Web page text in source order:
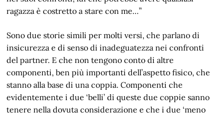
ragazza è costretto a stare con me…”
Sono due storie simili per molti versi, che parlano di
insicurezza e di senso di inadeguatezza nei confronti
del partner. E che non tengono conto di altre
componenti, ben più importanti dell’aspetto fisico, che
stanno alla base di una coppia. Componenti che
evidentemente i due ‘belli’ di queste due coppie sanno
tenere nella dovuta considerazione e che i due ‘meno